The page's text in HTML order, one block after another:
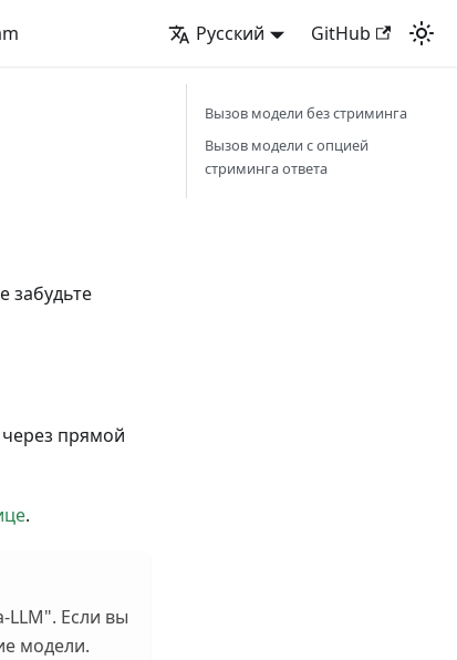
Русский GitHub
забудьте
прямой
.
LLM". Если вы
модели.
Вызов модели без стриминга
Вызов модели с опцией
стриминга ответа